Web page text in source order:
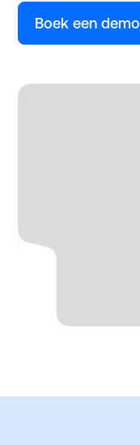
Boek een demo